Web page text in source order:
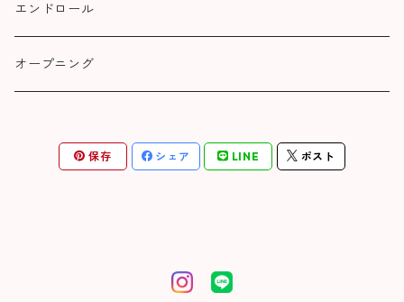
エンドロール
オープニング
保存 シェア LINE ポスト